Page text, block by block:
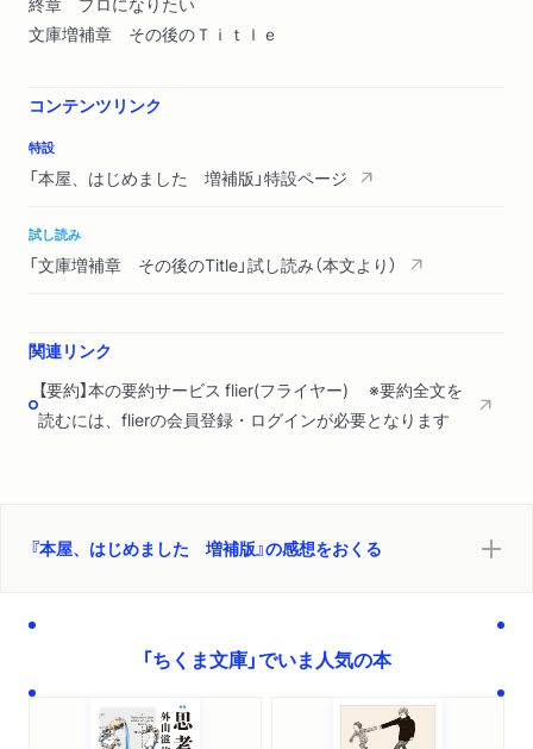
文庫増補章 その後のＴｉｔｌｅ
コンテンツリンク
特設
「本屋、はじめました 増補版」特設ページ
試し読み
「文庫増補章 その後のTitle」試し読み（本文より）
関連リンク
【要約】本の要約サービス flier(フライヤー) ※要約全文を
読むには、flierの会員登録・ログインが必要となります
『本屋、はじめました 増補版』の感想をおくる
「ちくま文庫」でいま人気の本